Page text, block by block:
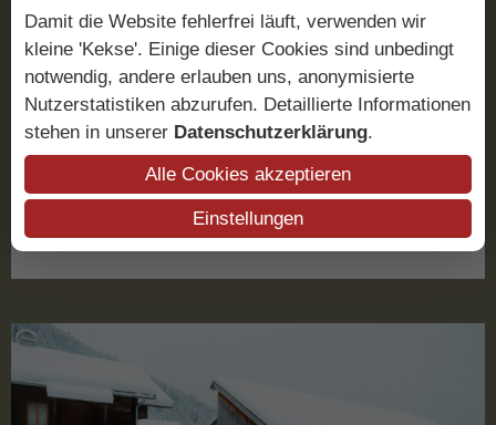
Tiroler Knödel
Die besten Knödel macht ohne Zweifel meine Mama
Sabine. Wenn sie den Kochlöffel schwingt, werden
stets die besten Zutaten verwendet.
LESEN SIE MEHR
Damit die Website fehlerfrei läuft, verwenden wir
kleine 'Kekse'. Einige dieser Cookies sind unbedingt
notwendig, andere erlauben uns, anonymisierte
Nutzerstatistiken abzurufen. Detaillierte Informationen
stehen in unserer Datenschutzerklärung.
Alle Cookies akzeptieren
Einstellungen